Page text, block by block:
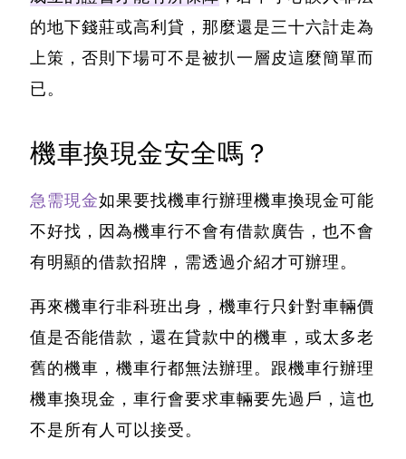
的地下錢莊或高利貸，那麼還是三十六計走為
上策，否則下場可不是被扒一層皮這麼簡單而
已。
機車換現金安全嗎？
急需現金如果要找機車行辦理機車換現金可能
不好找，因為機車行不會有借款廣告，也不會
有明顯的借款招牌，需透過介紹才可辦理。
再來機車行非科班出身，機車行只針對車輛價
值是否能借款，還在貸款中的機車，或太多老
舊的機車，機車行都無法辦理。 跟機車行辦理
機車換現金，車行會要求車輛要先過戶 ，這也
不是所有人可以接受。